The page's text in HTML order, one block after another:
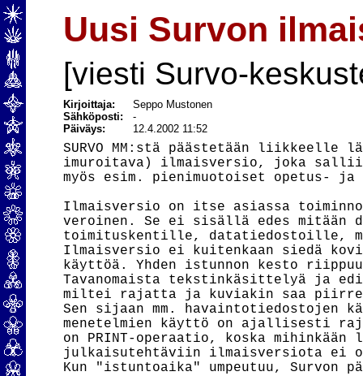
Uusi Survon
[viesti Survo-
Kirjoittaja:
Seppo Mustonen
Sähköposti:-
Päiväys:
12.4.2002 11:52
SURVO MM:stä päästetään
imuroitava) ilmaisversio, joka sallii
myös esim. pienimuotoiset opetus-
Ilmaisversio on itse asiassa
veroinen. Se ei sisällä edes mitään
toimituskentille, datatiedostoille,
Ilmaisversio ei kuitenkaan siedä
käyttöä. Yhden istunnon kesto
Tavanomaista tekstinkäsittelyä ja
miltei rajatta ja kuviakin saa
Sen sijaan mm.
menetelmien käyttö on ajallisesti
on PRINT-operaatio, koska
julkaisutehtäviin ilmaisversiota ei
Kun "istuntoaika" umpeutuu, Survon